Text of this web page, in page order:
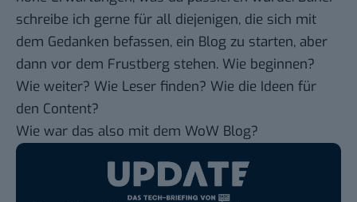
schreibe ich gerne für all diejenigen, die sich mit
dem Gedanken befassen, ein Blog zu starten, aber
dann vor dem Frustberg stehen. Wie beginnen?
Wie weiter? Wie Leser finden? Wie die Ideen für
den Content?
Wie war das also mit dem WoW Blog?